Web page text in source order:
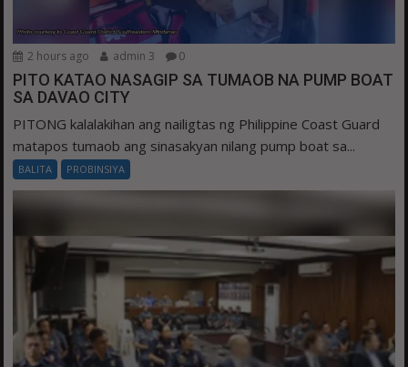
2 hours ago admin 3 0
PITO KATAO NASAGIP SA TUMAOB NA PUMP BOAT
SA DAVAO CITY
PITONG kalalakihan ang nailigtas ng Philippine Coast Guard
matapos tumaob ang sinasakyan nilang pump boat sa...
BALITA PROBINSIYA